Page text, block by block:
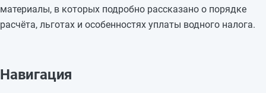
материалы, в которых подробно рассказано о порядке
расчёта, льготах и особенностях уплаты водного налога.
Навигация